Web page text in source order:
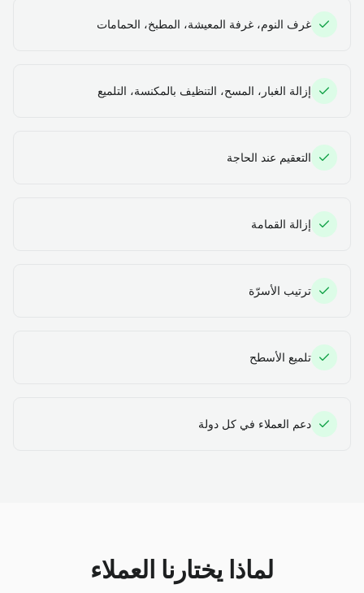
غرف النوم، غرفة المعيشة، المطبخ، الحمامات
إزالة الغبار، المسح، التنظيف بالمكنسة، التلميع
التعقيم عند الحاجة
إزالة القمامة
ترتيب الأسرّة
تلميع الأسطح
دعم العملاء في كل دولة
لماذا يختارنا العملاء